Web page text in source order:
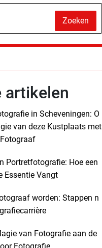
Zoeken
artikelen
in Scheveningen: O
van deze Kustplaats met
Portretfotografie: Hoe een
Essentie Vangt
worden: Stappen n
van Fotografie aan de